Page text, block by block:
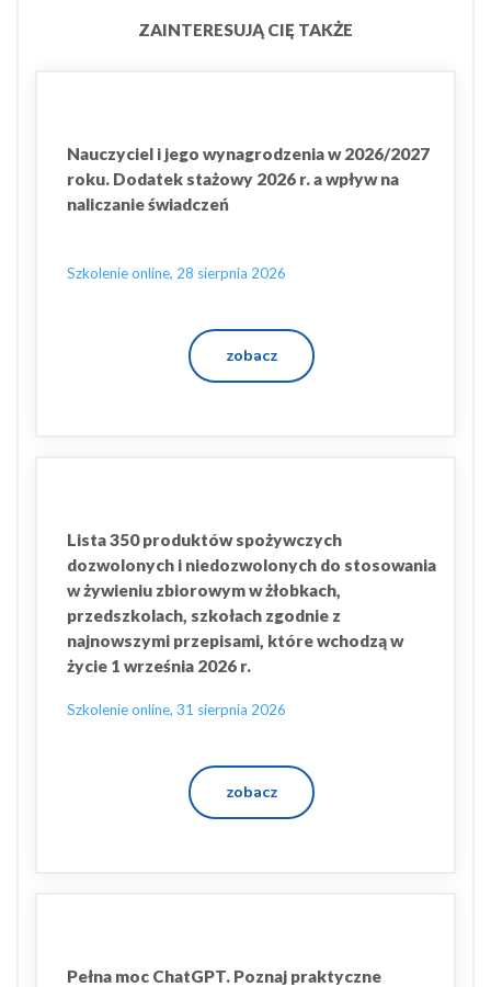
ZAINTERESUJĄ CIĘ TAKŻE
Nauczyciel i jego wynagrodzenia w 2026/2027
roku. Dodatek stażowy 2026 r. a wpływ na
naliczanie świadczeń
Szkolenie online, 28 sierpnia 2026
zobacz
Lista 350 produktów spożywczych
dozwolonych i niedozwolonych do stosowania
w żywieniu zbiorowym w żłobkach,
przedszkolach, szkołach zgodnie z
najnowszymi przepisami, które wchodzą w
życie 1 września 2026 r.
Szkolenie online, 31 sierpnia 2026
zobacz
Pełna moc ChatGPT. Poznaj praktyczne